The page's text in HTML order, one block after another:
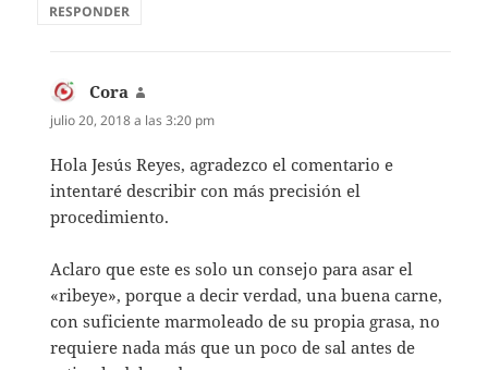
RESPONDER
Cora
julio 20, 2018 a las 3:20 pm
Hola Jesús Reyes, agradezco el comentario e
intentaré describir con más precisión el
procedimiento.
Aclaro que este es solo un consejo para asar el
«ribeye», porque a decir verdad, una buena carne,
con suficiente marmoleado de su propia grasa, no
requiere nada más que un poco de sal antes de